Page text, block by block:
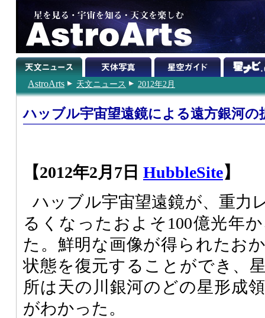
AstroArts 天文ニュース 2012年2月
ハッブル宇宙望遠鏡による遠方銀河の
【2012年2月7日 HubbleSite】
ハッブル宇宙望遠鏡が、重力
るくなったおよそ100億光年
た。鮮明な画像が得られたお
状態を復元することができ、
所は天の川銀河のどの星形成
がわかった。